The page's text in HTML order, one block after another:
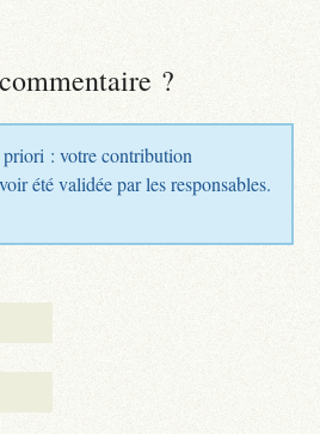
?
priori : votre contribution
été validée par les responsables.